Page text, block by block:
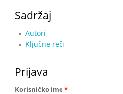
Sadržaj
Autori
Ključne reči
Prijava
Korisničko ime *